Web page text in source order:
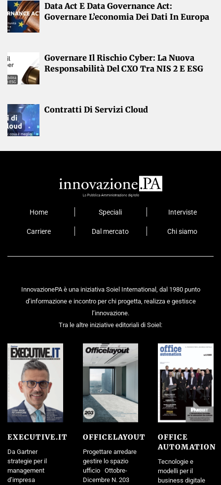
Data Act E Data Governance Act:
Governare L’economia Dei Dati In Europa
Governare Il Rischio Cyber: La Nuova
Responsabilità Del CXO Tra NIS 2 E ESG
Contratti Di Servizi Cloud
Home Speciali Interviste
Carriere Dal mercato Chi siamo
InnovazionePA è una iniziativa Soiel International, dal 1980 punto
d’informazione e incontro per chi progetta, realizza e gestisce
l’innovazione.
Tra le altre iniziative editoriali di Soiel:
EXECUTIVE.IT
Da Gartner
strategie per il
management
d’impresa
OFFICELAYOUT
Progettare arredare
gestire lo spazio
ufficio Ottobre-
Dicembre N. 203
OFFICE
AUTOMATION
Tecnologie e
modelli per il
business digitale